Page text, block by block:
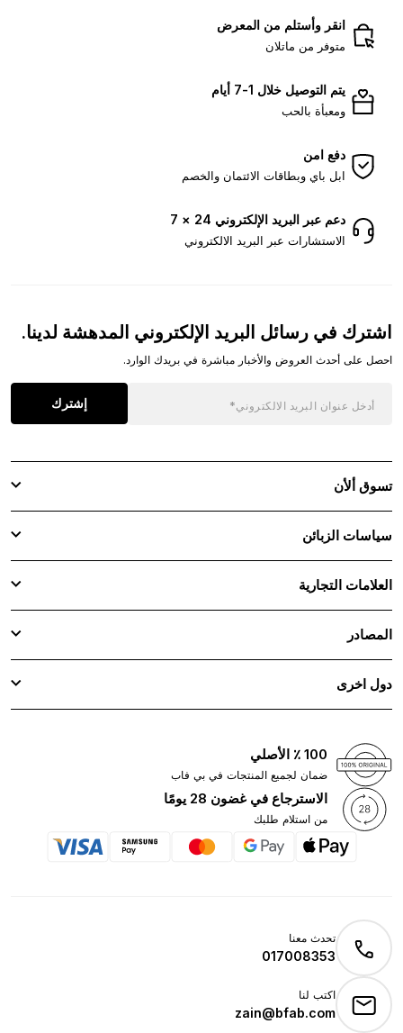
انقر وأستلم من المعرض
متوفر من ماتلان
يتم التوصيل خلال 1-7 أيام
ومعبأة بالحب
دفع امن
ابل باي وبطاقات الائتمان والخصم
دعم عبر البريد الإلكتروني 24 × 7
الاستشارات عبر البريد الالكتروني
اشترك في رسائل البريد الإلكتروني المدهشة لدينا.
احصل على أحدث العروض والأخبار مباشرة في بريدك الوارد.
إشترك
تسوق ألأن
سياسات الزبائن
العلامات التجارية
المصادر
دول اخرى
100 ٪ الأصلي
ضمان لجميع المنتجات في بي فاب
الاسترجاع في غضون 28 يومًا
من استلام طلبك
تحدث معنا
017008353
اكتب لنا
zain@bfab.com